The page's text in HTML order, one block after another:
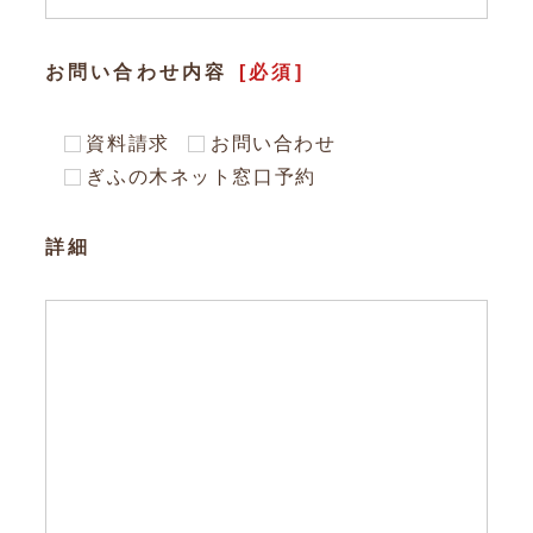
お問い合わせ内容 [必須]
資料請求
お問い合わせ
ぎふの木ネット窓口予約
詳細